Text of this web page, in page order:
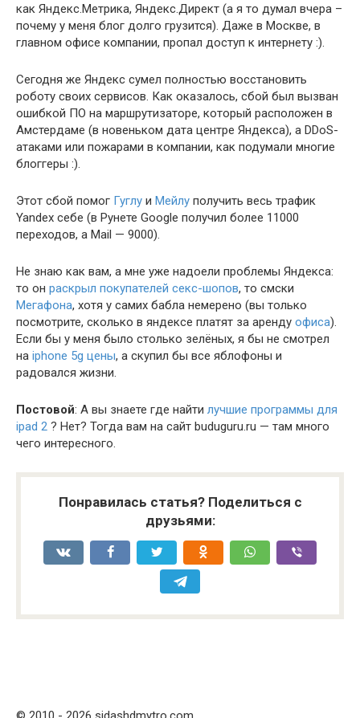
как Яндекс.Метрика, Яндекс.Директ (а я то думал вчера –
почему у меня блог долго грузится). Даже в Москве, в
главном офисе компании, пропал доступ к интернету :).
Сегодня же Яндекс сумел полностью восстановить
роботу своих сервисов. Как оказалось, сбой был вызван
ошибкой ПО на маршрутизаторе, который расположен в
Амстердаме (в новеньком дата центре Яндекса), а DDoS-
атаками или пожарами в компании, как подумали многие
блоггеры :).
Этот сбой помог Гуглу и Мейлу получить весь трафик
Yandex себе (в Рунете Google получил более 11000
переходов, а Mail — 9000).
Не знаю как вам, а мне уже надоели проблемы Яндекса:
то он раскрыл покупателей секс-шопов, то смски
Мегафона, хотя у самих бабла немерено (вы только
посмотрите, сколько в яндексе платят за аренду офиса).
Если бы у меня было столько зелёных, я бы не смотрел
на iphone 5g цены, а скупил бы все яблофоны и
радовался жизни.
Постовой: А вы знаете где найти лучшие программы для
ipad 2 ? Нет? Тогда вам на сайт buduguru.ru — там много
чего интересного.
Понравилась статья? Поделиться с
друзьями: